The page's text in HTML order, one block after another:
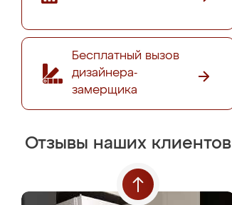
Бесплатный вызов
дизайнера-
замерщика
Отзывы наших клиентов